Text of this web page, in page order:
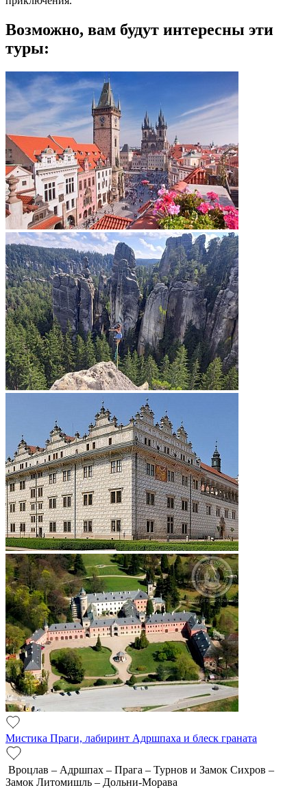
Возможно, вам будут интересны эти
туры:
Мистика Праги, лабиринт Адршпаха и блеск граната
Вроцлав – Адршпах – Прага – Турнов и Замок Сихров –
Замок Литомишль – Дольни-Морава